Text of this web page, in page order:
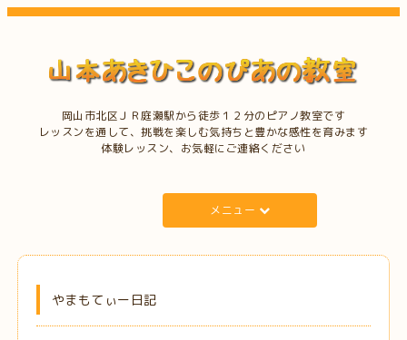
岡山市北区ＪＲ庭瀬駅から徒歩１２分のピアノ教室です
レッスンを通して、挑戦を楽しむ気持ちと豊かな感性を育みます
体験レッスン、お気軽にご連絡ください
メニュー
やまもてぃー日記